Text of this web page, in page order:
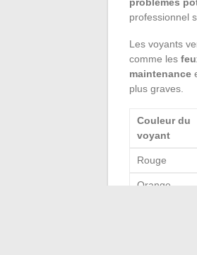
professionnel
Les voyants
comme les
maintenance
plus graves.
Couleur du
voyant
Rouge
Orange